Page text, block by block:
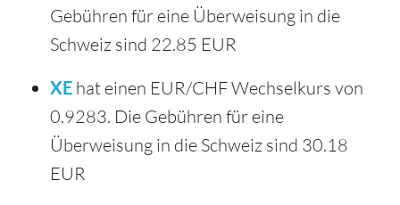
Gebühren für eine Überweisung in die
Schweiz sind 22.85 EUR
XE hat einen EUR/CHF Wechselkurs von
0.9283. Die Gebühren für eine
Überweisung in die Schweiz sind 30.18
EUR